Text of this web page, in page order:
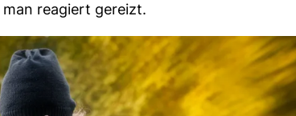
reagiert gereizt.